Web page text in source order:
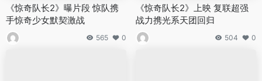
《惊奇队长2》曝片段 惊队携
手惊奇少女默契激战
565 0
《惊奇队长2》上映 复联超强
战力携光系天团回归
504 0